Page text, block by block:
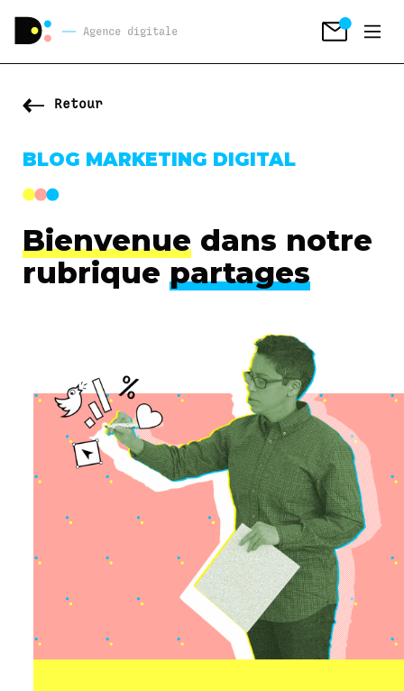
Agence digitale
Retour
BLOG MARKETING DIGITAL
Bienvenue dans notre
rubrique partages